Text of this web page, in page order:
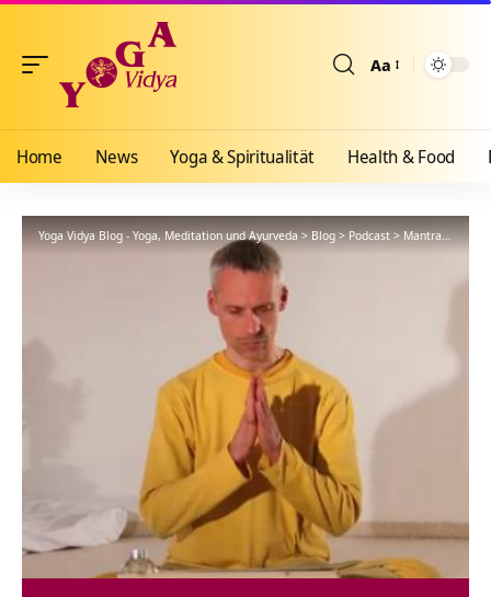
Aa
Home News Yoga & Spiritualität Health & Food
Yoga Vidya Blog - Yoga, Meditation und Ayurveda>Blog>Podcast>Mantra>